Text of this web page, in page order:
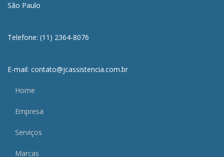
São Paulo
Telefone: (11) 2364-8076
E-mail: contato@jcassistencia.com.br
Home
Empresa
Serviços
Marcas